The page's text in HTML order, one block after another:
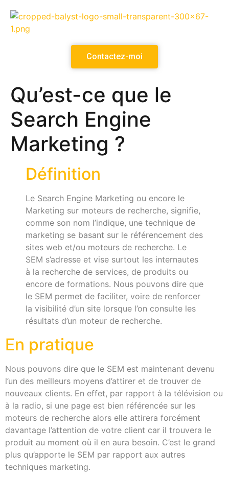
Contactez-moi
Qu’est-ce que le
Search Engine
Marketing ?
Définition
Le Search Engine Marketing ou encore le
Marketing sur moteurs de recherche, signifie,
comme son nom l’indique, une technique de
marketing se basant sur le référencement des
sites web et/ou moteurs de recherche. Le
SEM s’adresse et vise surtout les internautes
à la recherche de services, de produits ou
encore de formations. Nous pouvons dire que
le SEM permet de faciliter, voire de renforcer
la visibilité d’un site lorsque l’on consulte les
résultats d’un moteur de recherche.
En pratique
Nous pouvons dire que le SEM est maintenant devenu
l’un des meilleurs moyens d’attirer et de trouver de
nouveaux clients. En effet, par rapport à la télévision ou
à la radio, si une page est bien référencée sur les
moteurs de recherche alors elle attirera forcément
davantage l’attention de votre client car il trouvera le
produit au moment où il en aura besoin. C’est le grand
plus qu’apporte le SEM par rapport aux autres
techniques marketing.